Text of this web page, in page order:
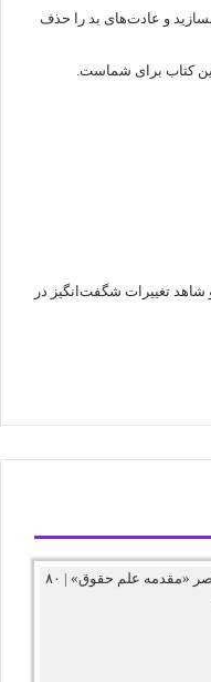
و عادت‌های بد را حذف
کتاب برای شماست.
شاهد تغییرات شگفت‌انگیز در